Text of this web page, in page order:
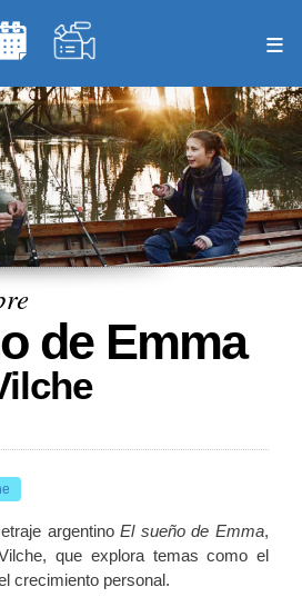
al
principal
de Emma
argentinoEl sueño de Emma,
que explora temas como el
crecimiento personal.